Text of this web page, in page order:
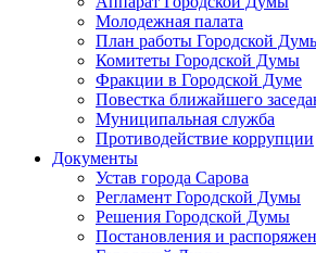
Молодежная палата
План работы Городской
Комитеты Городской Думы
Фракции в Городской Думе
Повестка ближайшего
Муниципальная служба
Противодействие коррупции
Документы
Устав города Сарова
Регламент Городской Думы
Решения Городской Думы
Постановления и